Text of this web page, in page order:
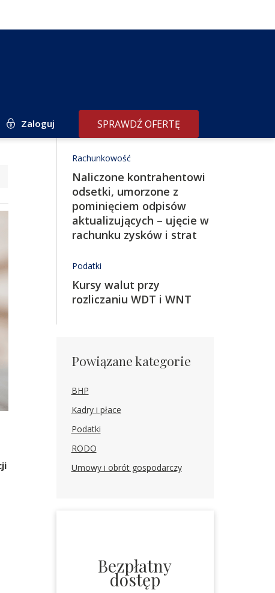
Zaloguj SPRAWDŹ OFERTĘ
Redakcja poleca
Rachunkowość
Naliczone kontrahentowi
odsetki, umorzone z
pominięciem odpisów
aktualizujących – ujęcie w
rachunku zysków i strat
Podatki
Kursy walut przy
rozliczaniu WDT i WNT
Powiązane kategorie
BHP
Kadry i płace
Podatki
RODO
Umowy i obrót gospodarczy
Bezpłatny
dostęp